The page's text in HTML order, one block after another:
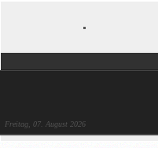
Freitag, 07. August 2026